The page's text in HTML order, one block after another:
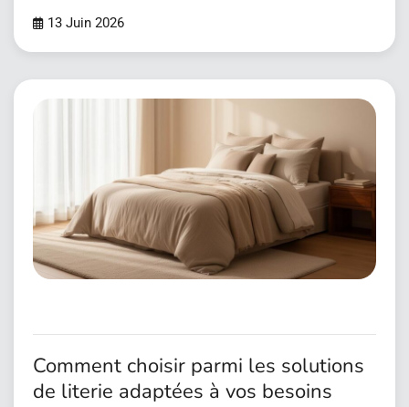
13 Juin 2026
Comment choisir parmi les solutions
de literie adaptées à vos besoins